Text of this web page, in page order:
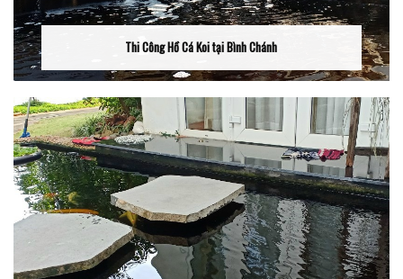
Thi Công Hồ Cá Koi tại Bình Chánh